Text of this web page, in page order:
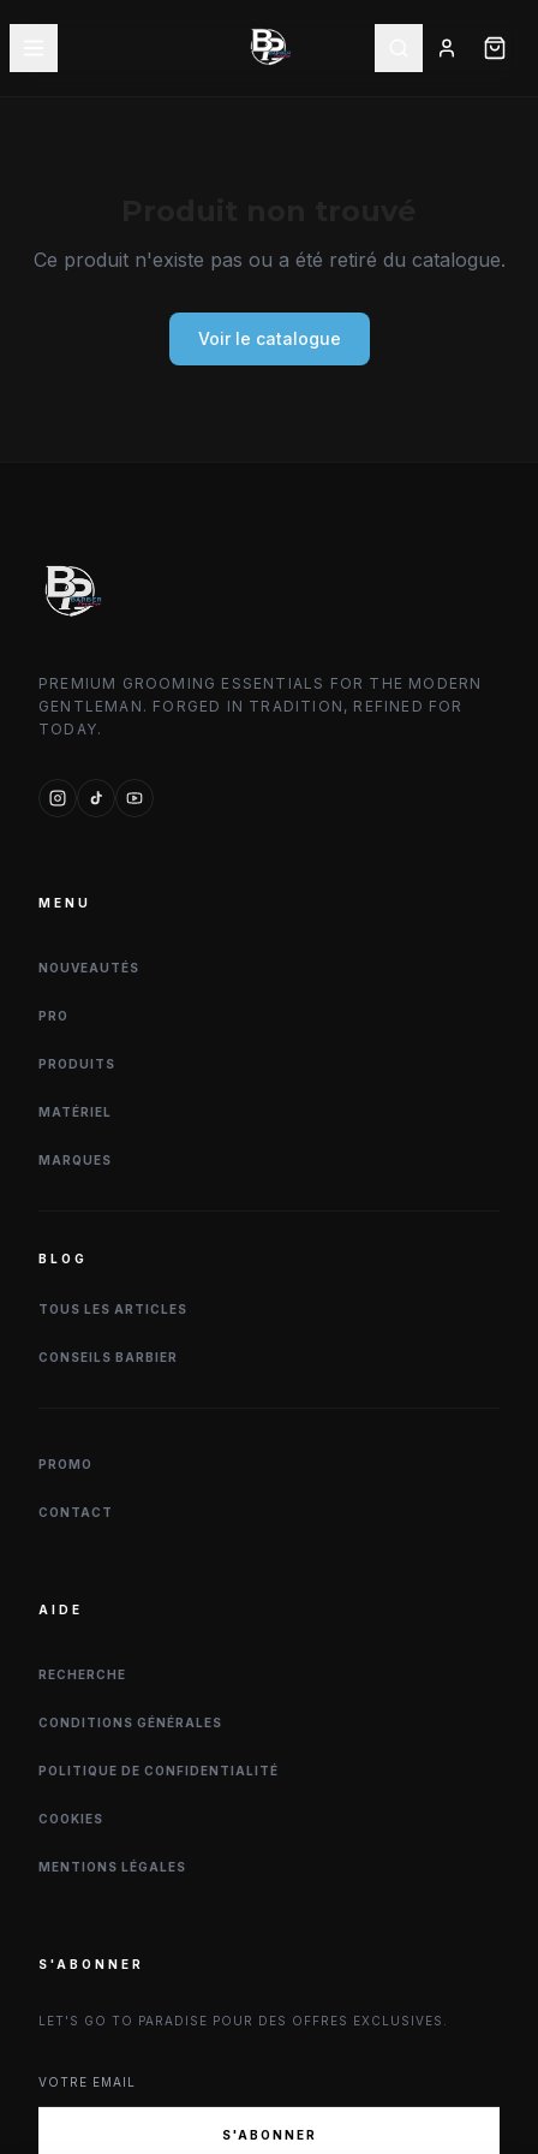
Ce produit n'existe pas ou a été retiré du catalogue.
Voir le catalogue
PREMIUM GROOMING ESSENTIALS FOR THE MODERN
GENTLEMAN. FORGED IN TRADITION, REFINED FOR
TODAY.
MENU
NOUVEAUTÉS
PRO
PRODUITS
MATÉRIEL
MARQUES
BLOG
TOUS LES ARTICLES
CONSEILS BARBIER
PROMO
CONTACT
AIDE
RECHERCHE
CONDITIONS GÉNÉRALES
POLITIQUE DE CONFIDENTIALITÉ
COOKIES
MENTIONS LÉGALES
S'ABONNER
LET'S GO TO PARADISE POUR DES OFFRES EXCLUSIVES.
S'ABONNER